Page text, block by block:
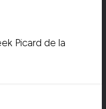
Picard de la